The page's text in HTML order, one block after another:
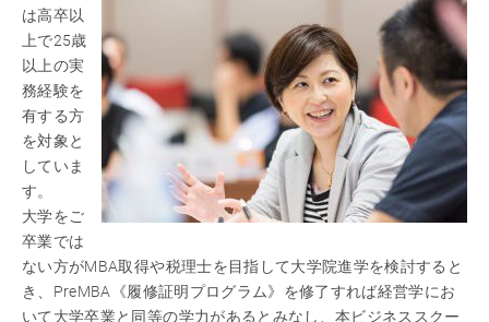
は高卒以
上で25歳
以上の実
務経験を
有する方
を対象と
していま
す。
大学をご
卒業では
ない方がMBA取得や税理士を目指して大学院進学を検討すると
き、PreMBA《履修証明プログラム》を修了すれば経営学にお
いて大学卒業と同等の学力があるとみなし、本ビジネススクー